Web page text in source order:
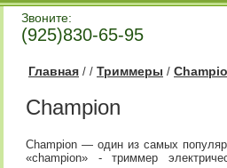
Звоните:
(925)830-65-95
Главная / / Триммеры /
Champion
Сhampion — один из самых
«сhampion» - триммер